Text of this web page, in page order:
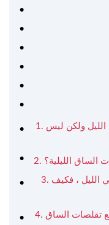
1. لماذا أعاني من تقلصات في ساقي أثناء الليل ولكن ليس
الساق الليلية؟
3. إذا كنت تعاني من تقلصات في الساق في الليل ، فكيف
4. هل يمكن لشرب المزيد من الماء أن يمنع تقلصات الساق